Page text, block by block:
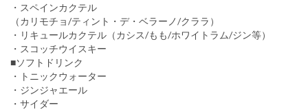
・スペインカクテル
（カリモチョ/ティント・デ・ベラーノ/クララ）
・リキュールカクテル（カシス/もも/ホワイトラム/ジン等）
・スコッチウイスキー
■ソフトドリンク
・トニックウォーター
・ジンジャエール
・サイダー